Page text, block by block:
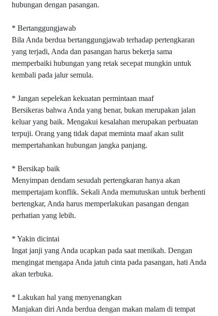
hubungan dengan pasangan.
* Bertanggungjawab
Bila Anda berdua bertanggungjawab terhadap pertengkaran
yang terjadi, Anda dan pasangan harus bekerja sama
memperbaiki hubungan yang retak secepat mungkin untuk
kembali pada jalur semula.
* Jangan sepelekan kekuatan permintaan maaf
Bersikeras bahwa Anda yang benar, bukan merupakan jalan
keluar yang baik. Mengakui kesalahan merupakan perbuatan
terpuji. Orang yang tidak dapat meminta maaf akan sulit
mempertahankan hubungan jangka panjang.
* Bersikap baik
Menyimpan dendam sesudah pertengkaran hanya akan
mempertajam konflik. Sekali Anda memutuskan untuk berhenti
bertengkar, Anda harus memperlakukan pasangan dengan
perhatian yang lebih.
* Yakin dicintai
Ingat janji yang Anda ucapkan pada saat menikah. Dengan
mengingat mengapa Anda jatuh cinta pada pasangan, hati Anda
akan terbuka.
* Lakukan hal yang menyenangkan
Manjakan diri Anda berdua dengan makan malam di tempat